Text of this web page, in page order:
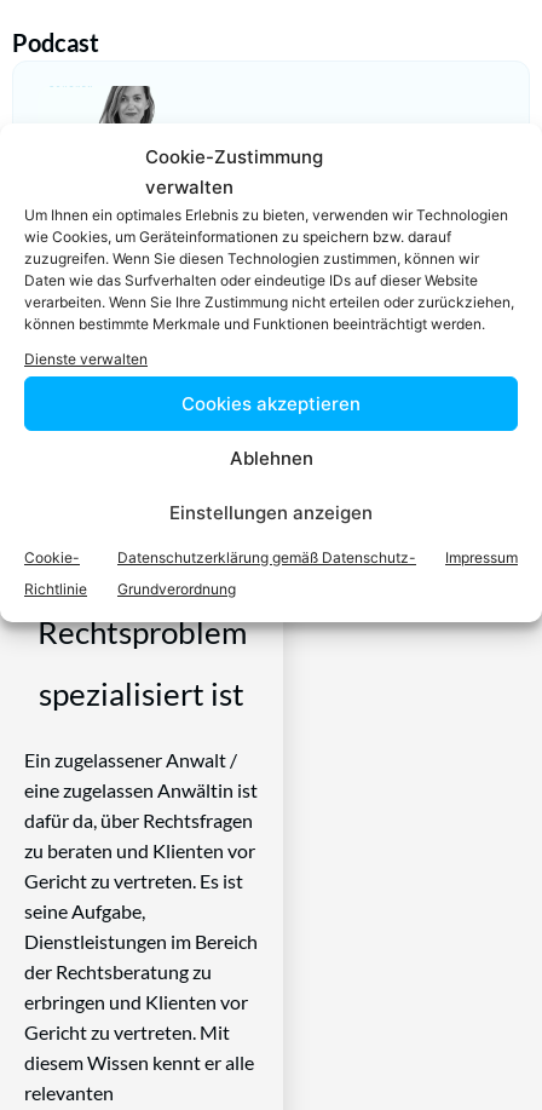
Cookie-Zustimmung
verwalten
Um Ihnen ein optimales Erlebnis zu bieten, verwenden wir Technologien
wie Cookies, um Geräteinformationen zu speichern bzw. darauf
zuzugreifen. Wenn Sie diesen Technologien zustimmen, können wir
Daten wie das Surfverhalten oder eindeutige IDs auf dieser Website
verarbeiten. Wenn Sie Ihre Zustimmung nicht erteilen oder zurückziehen,
können bestimmte Merkmale und Funktionen beeinträchtigt werden.
Dienste verwalten
Cookies akzeptieren
Ablehnen
Einstellungen anzeigen
Cookie-
Richtlinie
Datenschutzerklärung gemäß Datenschutz-
Grundverordnung
Impressum
Podcast
Video-Podcast #69 Katharina Echerer – Verlagsleitung
Recht, Wirtschaft, Steuern facultas Verlag
Einfach in 3
Schritten einen
Anwalt finden,
der auf Ihr
Rechtsproblem
spezialisiert ist
Ein zugelassener Anwalt /
eine zugelassen Anwältin ist
dafür da, über Rechtsfragen
zu beraten und Klienten vor
Gericht zu vertreten. Es ist
seine Aufgabe,
Dienstleistungen im Bereich
der Rechtsberatung zu
erbringen und Klienten vor
Gericht zu vertreten. Mit
diesem Wissen kennt er alle
relevanten